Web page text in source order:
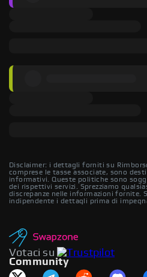
Disclaimer: i dettagli forniti su
comprese le tasse associate, sono
informativi. Queste politiche sono
dei rispettivi servizi. Sprezziamo
discrepanze nelle informazioni fornite.
indipendente i dettagli prima di
Votaci su
Community